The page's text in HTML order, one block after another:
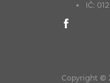
IČ:
Copyright ©